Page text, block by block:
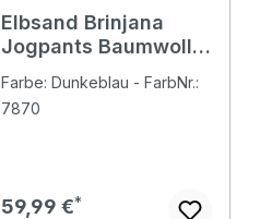
Elbsand Brinjana
Jogpants Baumwoll
Farbe: Dunkeblau - FarbNr.:
7870
Regulärer Preis:
59,99 €